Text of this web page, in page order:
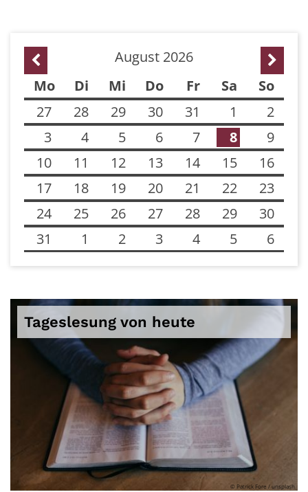
Vorherige SeiteAugust 2026
Mo
Di Mi Do Fr Sa
So
27
28 29 30 31 1
2
3
4 5 6 7 8
9
10
11 12 13 14 15
16
17
18 19 20 21 22
23
24
25 26 27 28 29
30
31
1 2 3 4 5 6
Tageslesung von heute
© Patrick Fore / unsplash